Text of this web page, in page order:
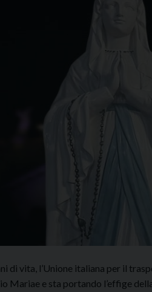
di vita, l’Unione italiana per il
Mariae e sta portando l’effige